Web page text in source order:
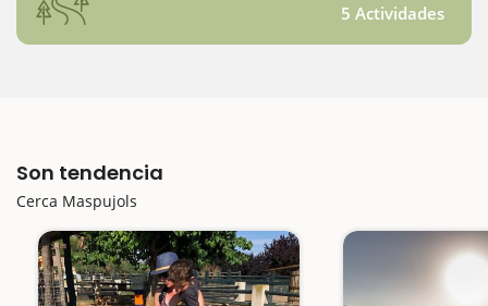
5 Actividades
Son tendencia
Cerca Maspujols